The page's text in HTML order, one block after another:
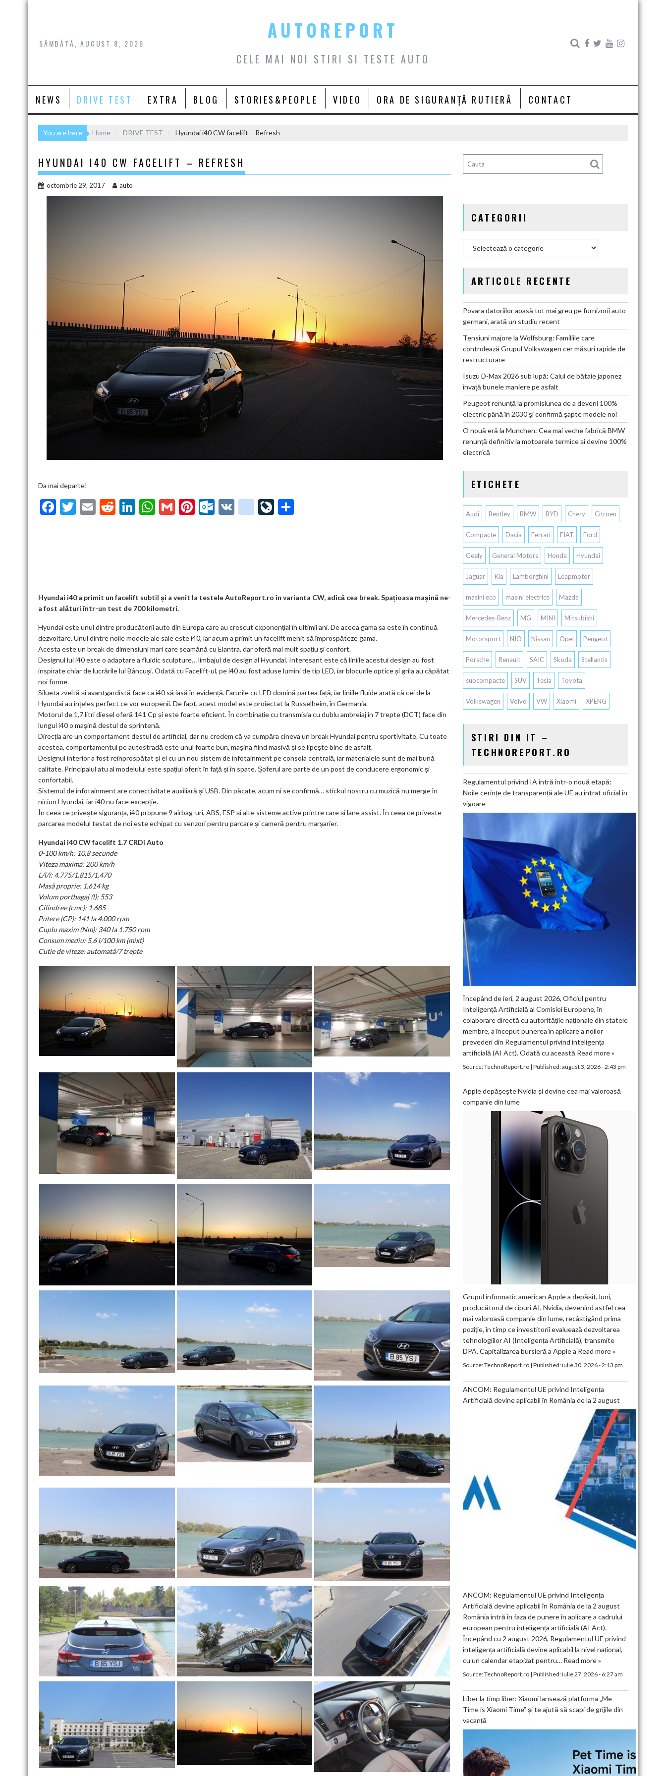
Skip
SÂMBĂTĂ, AUGUST 8, 2026
AUTOREPORT
CELE MAI NOI STIRI SI TESTE AUTO
NEWS DRIVE TEST EXTRA BLOG STORIES&PEOPLE VIDEO ORA DE SIGURANȚĂ RUTIERĂ CONTACT
You are here Home DRIVE TEST Hyundai i40 CW facelift – Refresh
HYUNDAI I40 CW FACELIFT – REFRESH
octombrie 29, 2017 auto
Da mai departe!
F
k
T
E
R
Li W
p
G
Pi O
m
V
g
o
k
m
ar
Li
Hyundai i40 a primit un facelift subtil și a venit la testele AutoReport.ro în varianta CW, adică cea break. Spațioasa mașină ne-
a fost alături într-un test de 700 kilometri.
Hyundai este unul dintre producătorii auto din Europa care au crescut exponențial în ultimii ani. De aceea gama sa este în continuă
dezvoltare. Unul dintre noile modele ale sale este i40, iar acum a primit un facelift menit să împrospăteze gama.
Acesta este un break de dimensiuni mari care seamănă cu Elantra, dar oferă mai mult spațiu și confort.
Designul lui i40 este o adaptare a fluidic sculpture… limbajul de design al Hyundai. Interesant este că liniile acestui design au fost
inspirate chiar de lucrările lui Bâncuși. Odată cu Facelift-ul, pe i40 au fost aduse lumini de tip LED, iar blocurile optice și grila au căpătat
noi forme.
Silueta zveltă și avantgardistă face ca i40 să iasă în evidență. Farurile cu LED domină partea față, iar liniile fluide arată că cei de la
Hyundai au înțeles perfect ce vor europenii. De fapt, acest model este proiectat la Russelheim, în Germania.
Motorul de 1,7 litri diesel oferă 141 Cp și este foarte eficient. În combinație cu transmisia cu dublu ambreiaj în 7 trepte (DCT) face din
lungul i40 o mașină destul de sprintenă.
Direcția are un comportament destul de artificial, dar nu credem că va cumpăra cineva un break Hyundai pentru sportivitate. Cu toate
acestea, comportamentul pe autostradă este unul foarte bun, mașina fiind masivă și se lipește bine de asfalt.
Designul interior a fost reînprospătat și el cu un nou sistem de infotainment pe consola centrală, iar materialele sunt de mai bună
calitate. Principalul atu al modelului este spațiul oferit în față și în spate. Șoferul are parte de un post de conducere ergonomic și
confortabil.
Sistemul de infotainment are conectivitate auxiliară și USB. Din păcate, acum ni se confirmă… stickul nostru cu muzică nu merge în
niciun Hyundai, iar i40 nu face excepție.
În ceea ce privește siguranța, i40 propune 9 airbag-uri, ABS, ESP și alte sisteme active printre care și lane assist. În ceea ce privește
parcarea modelul testat de noi este echipat cu senzori pentru parcare și cameră pentru marșarier.
Hyundai i40 CW facelift 1.7 CRDi Auto
0-100 km/h: 10,8 secunde
Viteza maximã: 200 km/h
L/l/î: 4.775/1.815/1.470
Masã proprie: 1.614 kg
Volum portbagaj (l): 553
Cilindree (cmc): 1.685
Putere (CP): 141 la 4.000 rpm
Cuplu maxim (Nm): 340 la 1.750 rpm
Consum mediu: 5,6 l/100 km (mixt)
Cutie de viteze: automatã/7 trepte
CATEGORII
ARTICOLE RECENTE
Povara datoriilor apasă tot mai greu pe furnizorii auto
germani, arată un studiu recent
Tensiuni majore la Wolfsburg: Familiile care
controlează Grupul Volkswagen cer măsuri rapide de
restructurare
Isuzu D-Max 2026 sub lupă: Calul de bătaie japonez
învață bunele maniere pe asfalt
Peugeot renunță la promisiunea de a deveni 100%
electric până în 2030 și confirmă șapte modele noi
O nouă eră la Munchen: Cea mai veche fabrică BMW
renunță definitiv la motoarele termice și devine 100%
electrică
ETICHETE
Audi Bentley BMW BYD Chery Citroen
Compacte Dacia Ferrari FIAT Ford
Geely General Motors Honda Hyundai
Jaguar Kia Lamborghini Leapmotor
masini eco masini electrice Mazda
Mercedes-Benz MG MINI Mitsubishi
Motorsport NIO Nissan Opel Peugeot
Porsche Renault SAIC Skoda Stellantis
subcompacte SUV Tesla Toyota
Volkswagen Volvo VW Xiaomi XPENG
STIRI DIN IT –
TECHNOREPORT.RO
Regulamentul privind IA intră într-o nouă etapă:
Noile cerințe de transparență ale UE au intrat oficial în
vigoare
Începând de ieri, 2 august 2026, Oficiul pentru
Inteligență Artificială al Comisiei Europene, în
colaborare directă cu autoritățile naționale din statele
membre, a început punerea în aplicare a noilor
prevederi din Regulamentul privind inteligența
artificială (AI Act). Odată cu această Read more »
Source:TechnoReport.ro| Published:august 3, 2026 - 2:43 pm
Apple depășește Nvidia și devine cea mai valoroasă
companie din lume
Grupul informatic american Apple a depășit, luni,
producătorul de cipuri AI, Nvidia, devenind astfel cea
mai valoroasă companie din lume, recâștigând prima
poziție, în timp ce investitorii evaluează dezvoltarea
tehnologiilor AI (Inteligența Artificială), transmite
DPA. Capitalizarea bursieră a Apple a Read more »
Source:TechnoReport.ro| Published:iulie 30, 2026 - 2:13 pm
ANCOM: Regulamentul UE privind Inteligența
Artificială devine aplicabil în România de la 2 august
ANCOM: Regulamentul UE privind Inteligența
Artificială devine aplicabil în România de la 2 august
România intră în faza de punere în aplicare a cadrului
european pentru inteligența artificială (AI Act).
Începând cu 2 august 2026, Regulamentul UE privind
inteligența artificială devine aplicabil la nivel național,
cu un calendar etapizat pentru… Read more »
Source:TechnoReport.ro| Published:iulie 27, 2026 - 6:27 am
Liber la timp liber: Xiaomi lansează platforma „Me
Time is Xiaomi Time” și te ajută să scapi de grijile din
vacanță